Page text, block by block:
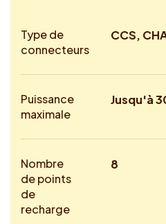
Type de
connecteurs
CCS,
Puissance
maximale
Jusqu'à
Nombre
de points
de
recharge
8